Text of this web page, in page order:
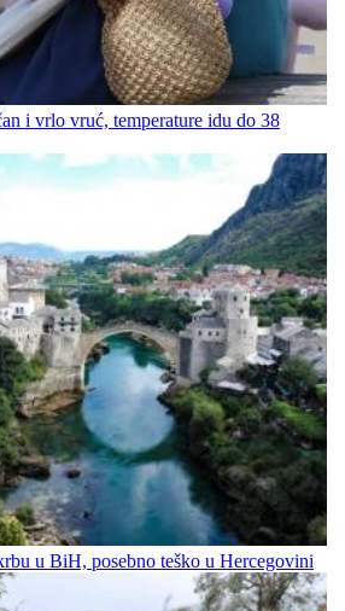
i vrlo vruć, temperature idu do 38
u BiH, posebno teško u Hercegovini